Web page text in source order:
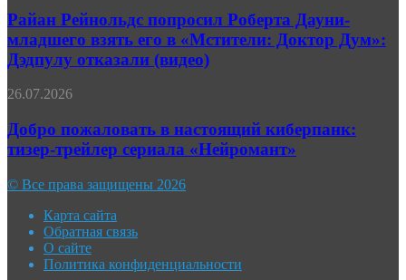
сезона
сериала
«Ричер»
попросил
Роберта
Дауни-
младшего
его
«Мстители:
Доктор
Дум»:
Дэдпулу
отказали
(видео)
Райан Рейнольдс попросил Роберта Дауни-
младшего взять его в «Мстители: Доктор Дум»:
Дэдпулу отказали (видео)
Добро
в
настоящий
киберпанк:
трейлер
сериала
«Нейромант»
26.07.2026
Добро пожаловать в настоящий киберпанк:
тизер-трейлер сериала «Нейромант»
© Все права защищены 2026
Карта сайта
Обратная связь
О сайте
Политика конфиденциальности